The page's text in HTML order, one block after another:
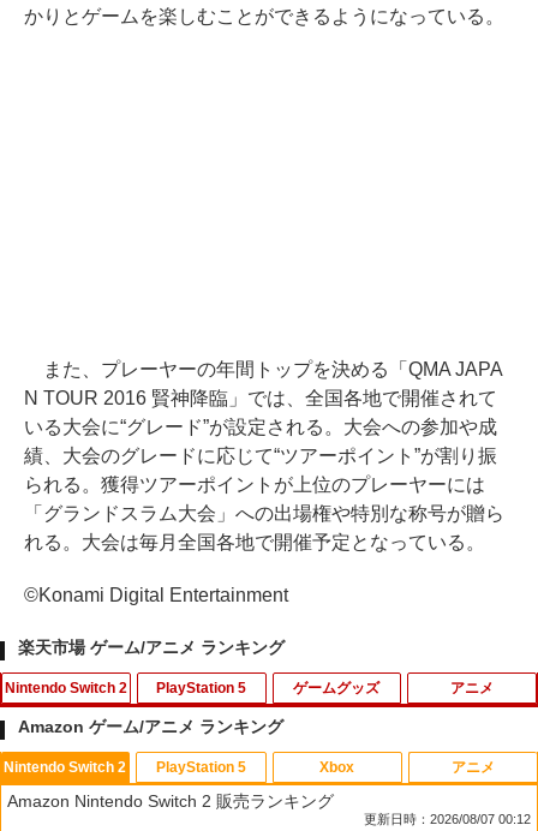
かりとゲームを楽しむことができるようになっている。
また、プレーヤーの年間トップを決める「QMA JAPA
N TOUR 2016 賢神降臨」では、全国各地で開催されて
いる大会に“グレード”が設定される。大会への参加や成
績、大会のグレードに応じて“ツアーポイント”が割り振
られる。獲得ツアーポイントが上位のプレーヤーには
「グランドスラム大会」への出場権や特別な称号が贈ら
れる。大会は毎月全国各地で開催予定となっている。
©Konami Digital Entertainment
楽天市場 ゲーム/アニメ ランキング
Nintendo Switch 2
1
PlayVital 新型Switch2対応 親指グリッ
プキャップ 4個セット ジョイコン対応シ
リコン素材 快適フィット スイッチ2対応
PlayStation 5
1
PS5 縦置きスタンド PlayStation5 / PS5
Slim / PS5 Pro 用 縦置き スタンド 円形
安定感UP ブラック ブルー シルバー グ
ゲームグッズ アニメ
1
【中古】 この世界の片隅に ブックレッ
ト付 / 片渕須直 / バンダイビジュアル [Bl
u-ray]【メール便送料無料】【最短翌日
Amazon ゲーム/アニメ ランキング
Nintendo Switch 2
Amazon Nintendo Switch 2 販売ランキング
更新日時：2026/08/07 00:12
PlayStation 5 Xbox アニメ